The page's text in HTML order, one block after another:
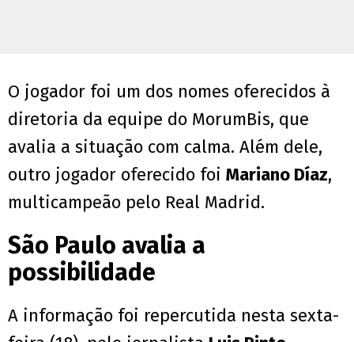
O jogador foi um dos nomes oferecidos à
diretoria da equipe do MorumBis, que
avalia a situação com calma. Além dele,
outro jogador oferecido foi Mariano Díaz,
multicampeão pelo Real Madrid.
São Paulo avalia a
possibilidade
A informação foi repercutida nesta sexta-